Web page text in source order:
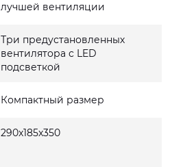
лучшей вентиляции
Три предустановленных
вентилятора с LED
подсветкой
Компактный размер
290x185x350